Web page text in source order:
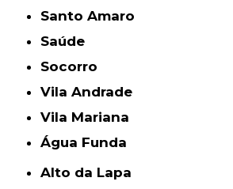
Santo Amaro
Saúde
Socorro
Vila Andrade
Vila Mariana
Água Funda
Alto da Lapa